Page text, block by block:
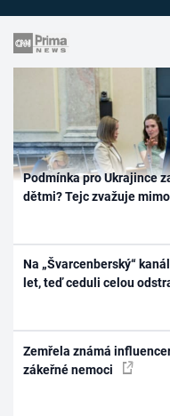
Podmínka pro Ukrajince
dětmi? Tejc zvažuje
Na „Švarcenberský“
let, teď ceduli celou
Zemřela známá
zákeřné nemoci